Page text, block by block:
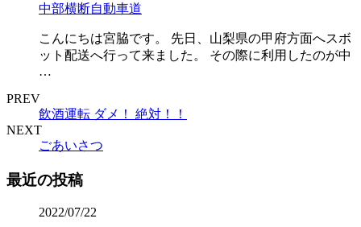
中部横断自動車道
こんにちは宮脇です。 先日、山梨県の甲府方面へスボ
ット配送へ行って来ました。 その際に利用したのが中
…
PREV
飲酒運転 ダメ！ 絶対！！
NEXT
ごあいさつ
最近の投稿
2022/07/22